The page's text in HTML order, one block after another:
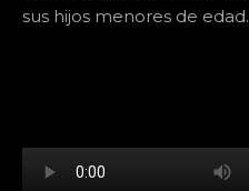
sus hijos menores de edad.